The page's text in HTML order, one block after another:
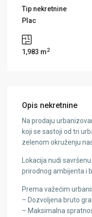
Tip nekretnine
Plac
1,983 m2
Opis nekretnine
Na prodaju
koji se sastoji od tri
zelenom okruženju
Lokacija nudi
prirodnog ambijenta i
Prema važećim
– Dozvoljena bruto
– Maksimalna